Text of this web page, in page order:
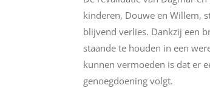
kinderen, Douwe en Willem,
blijvend verlies. Dankzij een
staande te houden in een
kunnen vermoeden is dat er
genoegdoening volgt.